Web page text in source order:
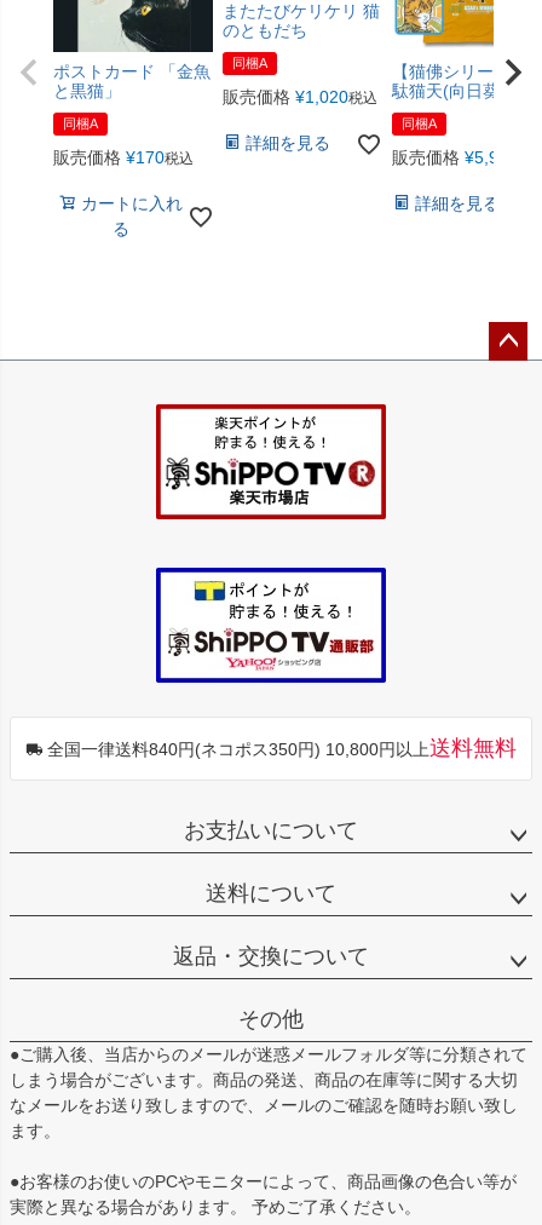
ポストカード 「金魚
と黒猫」
同梱A
販売価格 ¥170税込
カートに入れ
る
またたびケリケリ 猫
のともだち
同梱A
販売価格 ¥1,020税込
詳細を見る
【猫佛シリーズ】
駄猫天(向日葵色)
同梱A
販売価格 ¥5,940
詳細を見る
全国一律送料840円(ネコポス350円) 10,800円以上送料無料
お支払いについて
送料について
返品・交換について
その他
●ご購入後、当店からのメールが迷惑メールフォルダ等に分類されて
しまう場合がございます。商品の発送、商品の在庫等に関する大切
なメールをお送り致しますので、メールのご確認を随時お願い致し
ます。
●お客様のお使いのPCやモニターによって、商品画像の色合い等が
実際と異なる場合があります。 予めご了承ください。